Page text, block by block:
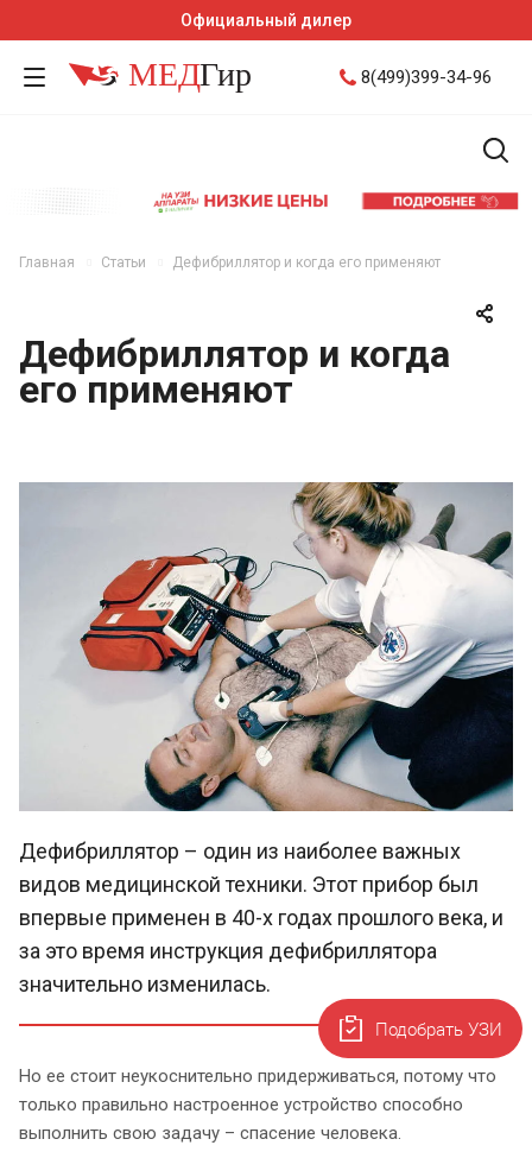
Официальный дилер
8(499)399-34-96
Главная Статьи Дефибриллятор и когда его применяют
Дефибриллятор и когда
его применяют
Дефибриллятор – один из наиболее важных
видов медицинской техники. Этот прибор был
впервые применен в 40-х годах прошлого века, и
за это время инструкция дефибриллятора
значительно изменилась.
Но ее стоит неукоснительно придерживаться, потому что
только правильно настроенное устройство способно
выполнить свою задачу – спасение человека.
Подобрать УЗИ